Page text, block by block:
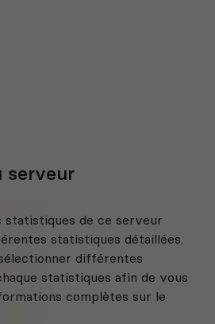
serveur
statistiques de ce serveur
statistiques détaillées.
différentes
statistiques afin de vous
complètes sur le